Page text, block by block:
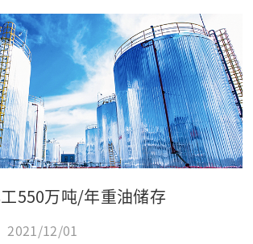
550万吨/年重油储存
2021/12/01